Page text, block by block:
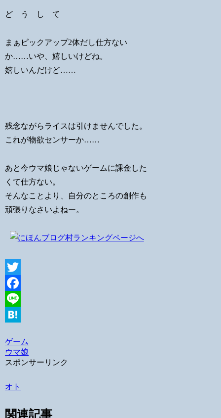
ど う し て
まぁピックアップ2体だし仕方ない
か……いや、嬉しいけどね。
嬉しいんだけど……
残念ながらライスは引けませんでした。
これが物欲センサーか……
あと今ウマ娘じゃないゲームに課金した
くて仕方ない。
そんなことより、自分のところの創作も
頑張りなさいよねー。
Twitter
Facebook
Line
ゲーム
ウマ娘
スポンサーリンク
オト
関連記事